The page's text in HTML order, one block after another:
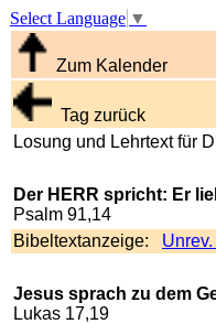
Select Language ▼
Zum Kalender
Tag zurück
Losung und Lehrtext für
Der HERR spricht: Er
Psalm 91,14
Bibeltextanzeige:
Jesus sprach zu dem
Lukas 17,19